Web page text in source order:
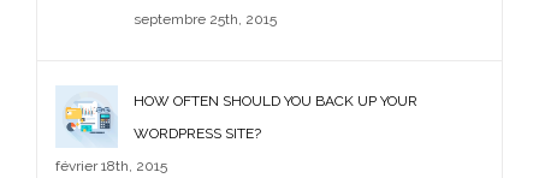
septembre 25th, 2015
HOW OFTEN SHOULD YOU BACK UP YOUR
WORDPRESS SITE?
février 18th, 2015